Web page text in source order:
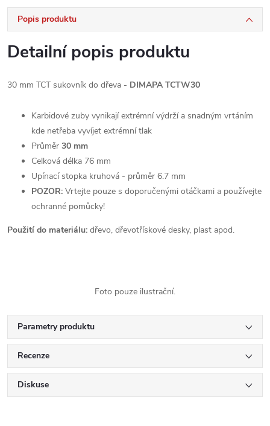
Popis produktu
Detailní popis produktu
30 mm TCT sukovník do dřeva - DIMAPA TCTW30
Karbidové zuby vynikají extrémní výdrží a snadným vrtáním
kde netřeba vyvíjet extrémní tlak
Průměr 30 mm
Celková délka 76 mm
Upínací stopka kruhová - průměr 6.7 mm
POZOR: Vrtejte pouze s doporučenými otáčkami a používejte
ochranné pomůcky!
Použití do materiálu: dřevo, dřevotřískové desky, plast apod.
Foto pouze ilustrační.
Parametry produktu
Recenze
Diskuse